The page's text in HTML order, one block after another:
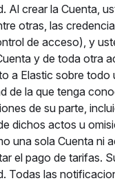
Al crear la Cuenta,
otras, las
de acceso), y
y de toda otra
a Elastic sobre
de la que tenga
de su parte,
dichos actos u
una sola Cuenta ni
el pago de tarifas.
Todas las